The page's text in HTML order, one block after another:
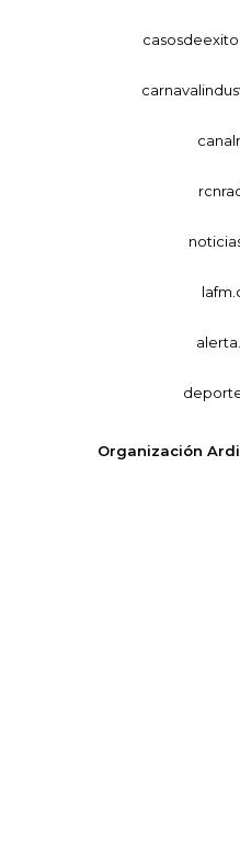
Organización